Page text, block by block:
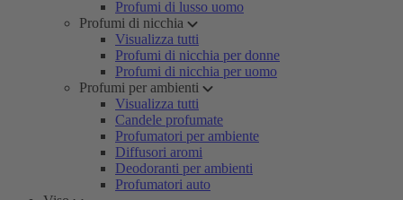
Profumi di lusso uomo
Profumi di nicchia
Visualizza tutti
Profumi di nicchia per donne
Profumi di nicchia per uomo
Profumi per ambienti
Visualizza tutti
Candele profumate
Profumatori per ambiente
Diffusori aromi
Deodoranti per ambienti
Profumatori auto